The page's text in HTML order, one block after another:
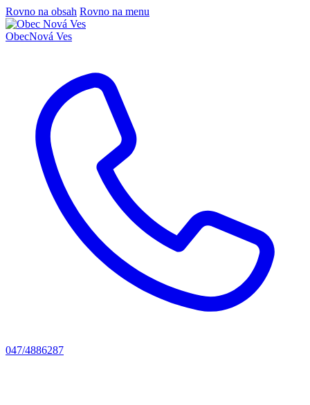
Rovno na obsah Rovno na menu
ObecNová Ves
047/4886287